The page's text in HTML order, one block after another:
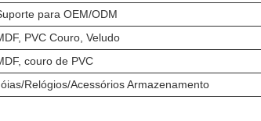
para OEM/ODM
PVC Couro, Veludo
couro de PVC
Relógios/Acessórios Armazenamento